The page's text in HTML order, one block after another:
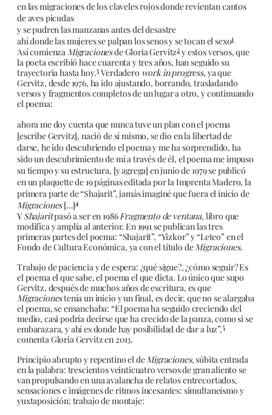
en las migraciones de los claveles rojos donde revientan cantos
de aves picudas
y se pudren las manzanas antes del desastre
ahí donde las mujeres se palpan los senos y se tocan el sexo1
Así comienzaMigracionesde Gloria Gervitz2y estos versos, que
la poeta escribió hace cuarenta y tres años, han seguido su
trayectoria hasta hoy.3Verdadero work in progress, ya que
Gervitz, desde 1976, ha ido ajustando, borrando, trasladando
versos y fragmentos completos de un lugar a otro, y continuando
el poema:
ahora me doy cuenta que nunca tuve un plan con el poema
[escribe Gervitz], nació de sí mismo, se dio en la libertad de
darse, he ido descubriendo el poema y me ha sorprendido, ha
sido un descubrimiento de mí a través de él, el poema me impuso
su tiempo y su estructura, [y agrega] en junio de 1979 se publicó
en un plaquette de 19 páginas editada por la Imprenta Madero, la
primera parte de “Shajarit”, jamás imaginé que fuera el inicio de
Migraciones[…]4
Y Shajaritpasó a ser en 1986Fragmento de ventana, libro que
modifica y amplía al anterior. En 1991 se publican las tres
primeras partes del poema: “Shajarit”, “Yizkor” y “Leteo” en el
Fondo de Cultura Económica, ya con el título deMigraciones.
Trabajo de paciencia y de espera: ¿qué sigue?, ¿cómo seguir? Es
el poema el que sabe, el poema el que dicta. Lo único que supo
Gervitz, después de muchos años de escritura, es que
Migracionestenía un inicio y un final, es decir, que no se alargaba
el poema, se ensanchaba: “El poema ha seguido creciendo del
medio, casi podría decirse que ha crecido de la panza, como si se
embarazara, y ahí es donde hay posibilidad de dar a luz”,5
comenta Gloria Gervitz en 2013.
Principio abrupto y repentino el deMigraciones, súbita entrada
en la palabra: trescientos veinticuatro versos de gran aliento se
van propulsando en una avalancha de relatos entrecortados,
sensaciones e imágenes de ritmos incesantes: simultaneísmo y
yuxtaposición: trabajo de montaje: